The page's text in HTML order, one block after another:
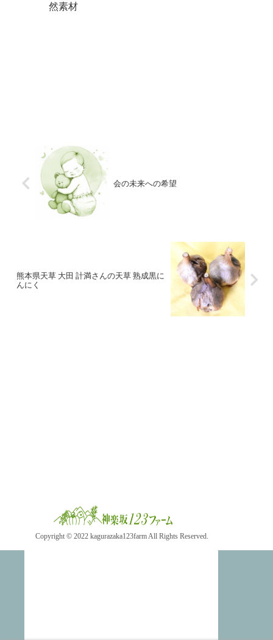
然素材
会の未来への希望
熊本県天草 大田 計満さんの天草 熟成黒に
んにく
Copyright © 2022 kagurazaka123farm All Rights Reserved.